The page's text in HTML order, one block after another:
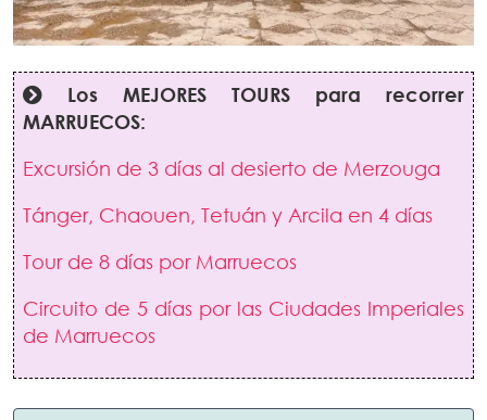
Los MEJORES TOURS para recorrer
MARRUECOS:
Excursión de 3 días al desierto de Merzouga
Tánger, Chaouen, Tetuán y Arcila en 4 días
Tour de 8 días por Marruecos
Circuito de 5 días por las Ciudades Imperiales
de Marruecos